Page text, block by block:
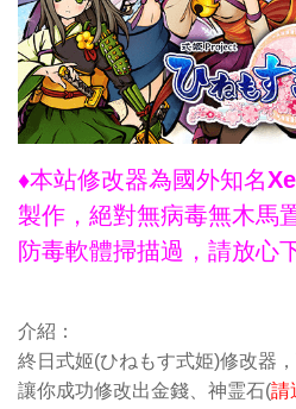
♦本站修改器為國外知名
製作，絕對無病毒無木馬
防毒軟體掃描過，請放心
介紹：
終日式姬(ひねもす式姫)修改器
讓你成功修改出金錢、神霊石(請